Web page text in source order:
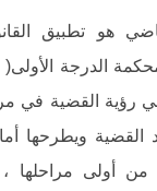
هو تطبيق
الدرجة الأولى(
رؤية القضية في
القضية ويطرحها
من أولى مراحلها